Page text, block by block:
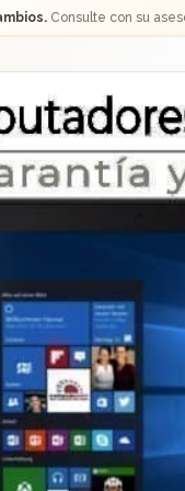
Consulte con su